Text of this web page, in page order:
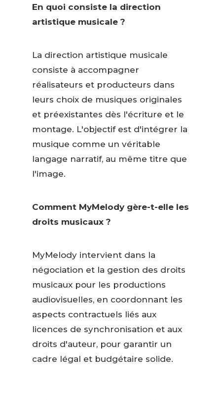
En quoi consiste la direction
artistique musicale ?
La direction artistique musicale
consiste à accompagner
réalisateurs et producteurs dans
leurs choix de musiques originales
et préexistantes dès l'écriture et le
montage. L'objectif est d'intégrer la
musique comme un véritable
langage narratif, au même titre que
l'image.
Comment MyMelody gère-t-elle les
droits musicaux ?
MyMelody intervient dans la
négociation et la gestion des droits
musicaux pour les productions
audiovisuelles, en coordonnant les
aspects contractuels liés aux
licences de synchronisation et aux
droits d'auteur, pour garantir un
cadre légal et budgétaire solide.